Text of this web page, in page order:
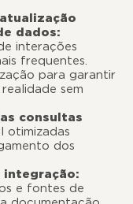
dados:
interações
frequentes.
para garantir
sem
consultas
otimizadas
dos
integração:
e fontes de